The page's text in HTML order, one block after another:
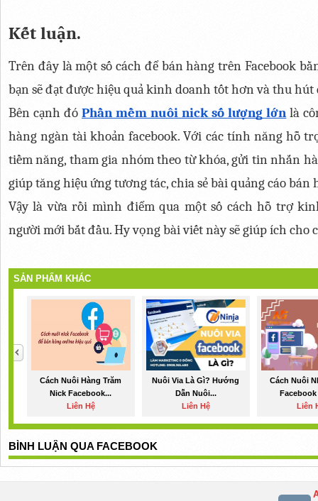
Kết luận.
Trên đây là một số cách để bán hàng trên Facebook
bạn sẽ đạt được hiệu quả kinh doanh tốt hơn và thu
Bên cạnh đó Phần mềm nuôi nick số lượng lớn là
hàng ngàn tài khoản facebook. Với các tính năng hỗ
tiềm năng, tham gia nhóm theo từ khóa, gửi tin nhắn
giúp tăng hiệu ứng tương tác, chia sẻ bài quảng cáo bán
Vậy là vừa rồi mình điểm qua một số cách hỗ trợ
người mới bắt đầu. Hy vọng bài viết này sẽ giúp ích cho
SẢN PHẨM KHÁC
Cách Nuôi Hàng Trăm
Nick Facebook...
Liên Hệ
Nuôi Via Là Gì? Hướng
Dẫn Nuôi...
Liên Hệ
Cách Nuôi
Facebook
Liên
BÌNH LUẬN QUA FACEBOOK